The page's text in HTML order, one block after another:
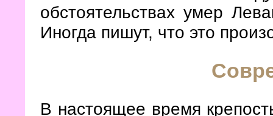
обстоятельствах умер
Иногда пишут, что это
В настоящее время